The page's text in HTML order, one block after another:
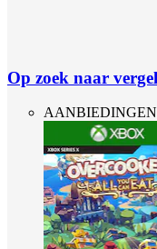
Op zoek naar